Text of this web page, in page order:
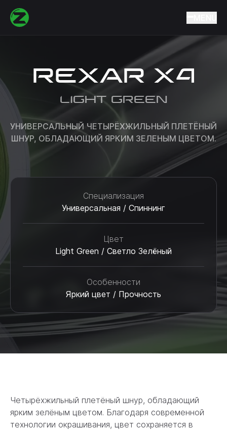
Home
Braided cords
REXAR X4
REXAR X4
LIGHT GREEN
УНИВЕРСАЛЬНЫЙ ЧЕТЫРЁХЖИЛЬНЫЙ ПЛЕТЁНЫЙ
ШНУР, ОБЛАДАЮЩИЙ ЯРКИМ ЗЕЛЕНЫМ ЦВЕТОМ.
Специализация
Универсальная / Спиннинг
Цвет
Light Green / Светло Зелёный
Особенности
Яркий цвет / Прочность
Четырёхжильный плетёный шнур, обладающий
ярким зелёным цветом. Благодаря современной
технологии окрашивания, цвет сохраняется в